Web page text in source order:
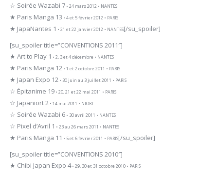
☆ Soirée Wazabi 7 • 24 mars 2012 • NANTES
★ Paris Manga 13 • 4 et 5 février 2012 • PARIS
★ JapaNantes 1 • 21 et 22 janvier 2012 • NANTES[/su_spoiler]
[su_spoiler title=”CONVENTIONS 2011″]
★ Art to Play 1 • 2, 3 et 4 décembre • NANTES
★ Paris Manga 12 • 1 et 2 octobre 2011 • PARIS
★ Japan Expo 12 • 30 juin au 3 juillet 2011 • PARIS
☆ Épitanime 19 • 20, 21 et 22 mai 2011 • PARIS
☆ Japaniort 2 • 14 mai 2011 • NIORT
☆ Soirée Wazabi 6 • 30 avril 2011 • NANTES
☆ Pixel d’Avril 1 • 23 au 26 mars 2011 • NANTES
★ Paris Manga 11 • 5 et 6 février 2011 • PARIS[/su_spoiler]
[su_spoiler title=”CONVENTIONS 2010″]
★ Chibi Japan Expo 4• 29, 30 et 31 octobre 2010 • PARIS